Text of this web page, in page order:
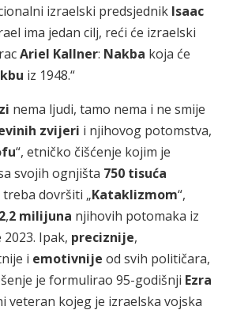
izraelski predsjednik Isaac
ima jedan cilj, reći će izraelski
Ariel Kallner: Nakba koja će
iz 1948.“
nema ljudi, tamo nema i ne smije
zvijeri i njihovog potomstva,
“, etničko čišćenje kojim je
svojih ognjišta 750 tisuća
treba dovršiti „Kataklizmom“,
2,2 milijuna njihovih potomaka iz
2023. Ipak, preciznije,
i emotivnije od svih političara,
je formulirao 95-godišnji Ezra
veteran kojeg je izraelska vojska